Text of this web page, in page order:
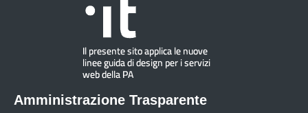
Amministrazione Trasparente